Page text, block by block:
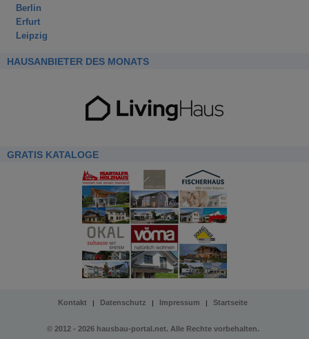
Berlin
Erfurt
Leipzig
HAUSANBIETER DES MONATS
GRATIS KATALOGE
Kontakt Datenschutz Impressum Startseite
© 2012 - 2026 hausbau-portal.net. Alle Rechte vorbehalten.